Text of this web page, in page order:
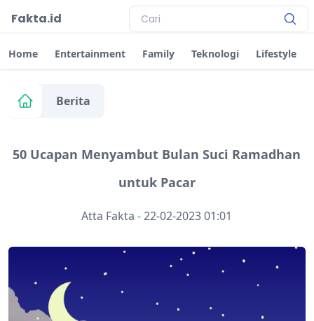
Fakta.id
Home Entertainment Family Teknologi Lifestyle
Berita
50 Ucapan Menyambut Bulan Suci Ramadhan
untuk Pacar
Atta Fakta -22-02-2023 01:01